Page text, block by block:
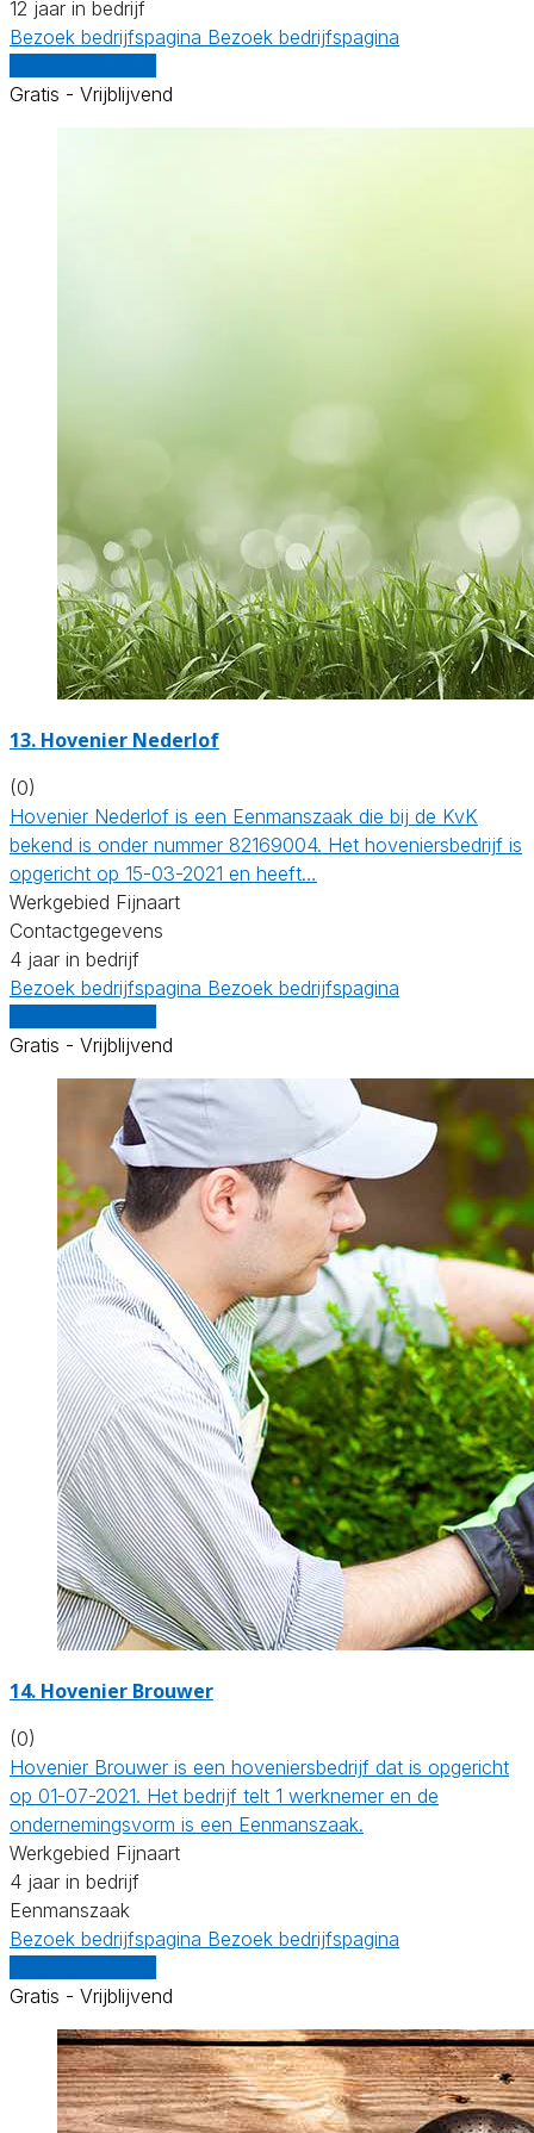
12 jaar in bedrijf
Bezoek bedrijfspagina Bezoek bedrijfspagina
Gratis - Vrijblijvend
13. Hovenier Nederlof
(0)
Hovenier Nederlof is een Eenmanszaak die bij de KvK
bekend is onder nummer 82169004. Het hoveniersbedrijf is
opgericht op 15-03-2021 en heeft…
Werkgebied Fijnaart
Contactgegevens
4 jaar in bedrijf
Bezoek bedrijfspagina Bezoek bedrijfspagina
Gratis - Vrijblijvend
14. Hovenier Brouwer
(0)
Hovenier Brouwer is een hoveniersbedrijf dat is opgericht
op 01-07-2021. Het bedrijf telt 1 werknemer en de
ondernemingsvorm is een Eenmanszaak.
Werkgebied Fijnaart
4 jaar in bedrijf
Eenmanszaak
Bezoek bedrijfspagina Bezoek bedrijfspagina
Gratis - Vrijblijvend